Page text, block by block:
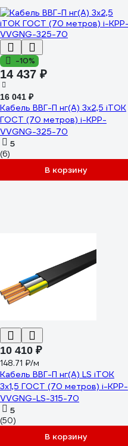
-10%
14 437 ₽
16 041 ₽
Кабель ВВГ-П нг(А) 3x2,5 iTOK
ГОСТ (70 метров) i-KPP-
VVGNG-325-70
5
(6)
В корзину
10 410 ₽
148.71 ₽/м
Кабель ВВГ-П нг(А) LS iTOK
3x1,5 ГОСТ (70 метров) i-KPP-
VVGNG-LS-315-70
5
(50)
В корзину